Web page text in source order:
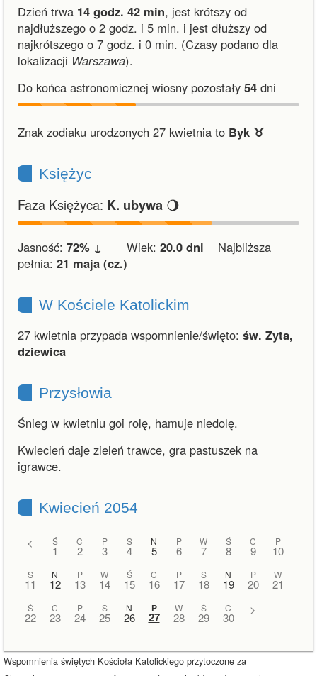
Dzień trwa 14 godz. 42 min, jest krótszy od
najdłuższego o 2 godz. i 5 min. i jest dłuższy od
najkrótszego o 7 godz. i 0 min. (Czasy podano dla
lokalizacji Warszawa).
Do końca astronomicznej wiosny pozostały 54 dni
Znak zodiaku urodzonych 27 kwietnia to Byk ♉︎
Księżyc
Faza Księżyca: K. ubywa 🌖
Jasność: 72% ↓ Wiek: 20.0 dni Najbliższa
pełnia: 21 maja (cz.)
W Kościele Katolickim
27 kwietnia przypada wspomnienie/święto: św. Zyta,
dziewica
Przysłowia
Śnieg w kwietniu goi rolę, hamuje niedolę.
Kwiecień daje zieleń trawce, gra pastuszek na
igrawce.
Kwiecień 2054
< Ś
1
C
2
P
3
S
4
N
5
P
6
W
7
Ś
8
C
9
P
10
S
11
N
12
P
13
W
14
Ś
15
C
16
P
17
S
18
N
19
P
20
W
21
Ś
22
C
23
P
24
S
25
N
26
P
27
W
28
Ś
29
C
30
>
Wspomnienia świętych Kościoła Katolickiego przytoczone za